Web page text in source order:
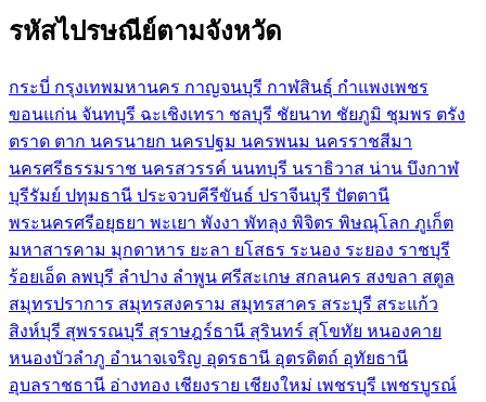
รหัสไปรษณีย์ตามจังหวัด
กระบี่ กรุงเทพมหานคร กาญจนบุรี กาฬสินธุ์ กำแพงเพชร
ขอนแก่น จันทบุรี ฉะเชิงเทรา ชลบุรี ชัยนาท ชัยภูมิ ชุมพร ตรัง
ตราด ตาก นครนายก นครปฐม นครพนม นครราชสีมา
นครศรีธรรมราช นครสวรรค์ นนทบุรี นราธิวาส น่าน บึงกาฬ
บุรีรัมย์ ปทุมธานี ประจวบคีรีขันธ์ ปราจีนบุรี ปัตตานี
พระนครศรีอยุธยา พะเยา พังงา พัทลุง พิจิตร พิษณุโลก ภูเก็ต
มหาสารคาม มุกดาหาร ยะลา ยโสธร ระนอง ระยอง ราชบุรี
ร้อยเอ็ด ลพบุรี ลำปาง ลำพูน ศรีสะเกษ สกลนคร สงขลา สตูล
สมุทรปราการ สมุทรสงคราม สมุทรสาคร สระบุรี สระแก้ว
สิงห์บุรี สุพรรณบุรี สุราษฎร์ธานี สุรินทร์ สุโขทัย หนองคาย
หนองบัวลำภู อำนาจเจริญ อุดรธานี อุตรดิตถ์ อุทัยธานี
อุบลราชธานี อ่างทอง เชียงราย เชียงใหม่ เพชรบุรี เพชรบูรณ์